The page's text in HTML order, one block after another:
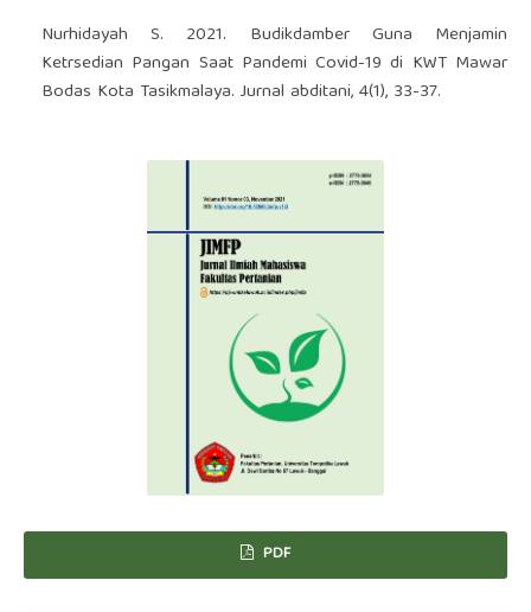
Nurhidayah S. 2021. Budikdamber Guna Menjamin
Ketrsedian Pangan Saat Pandemi Covid-19 di KWT Mawar
Bodas Kota Tasikmalaya. Jurnal abditani, 4(1), 33-37.
PDF